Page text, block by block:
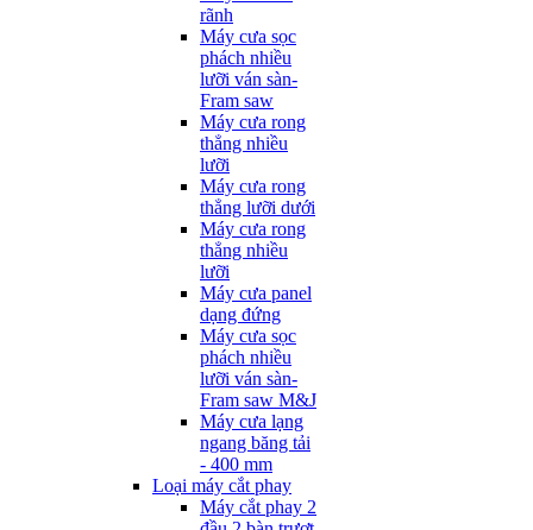
rãnh
Máy cưa sọc
phách nhiều
lưỡi ván sàn-
Fram saw
Máy cưa rong
thẳng nhiều
lưỡi
Máy cưa rong
thẳng lưỡi dưới
Máy cưa rong
thẳng nhiều
lưỡi
Máy cưa panel
dạng đứng
Máy cưa sọc
phách nhiều
lưỡi ván sàn-
Fram saw M&J
Máy cưa lạng
ngang băng tải
- 400 mm
Loại máy cắt phay
Máy cắt phay 2